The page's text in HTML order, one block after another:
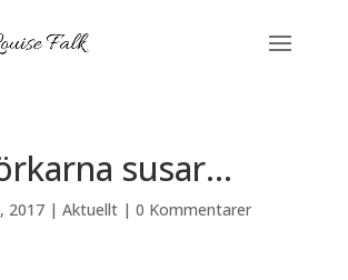
susar…
2017| Aktuellt| 0 Kommentarer